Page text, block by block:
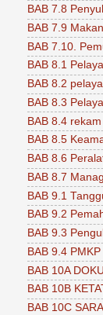
BAB 7.8
BAB 7.9
BAB 7.10.
BAB 8.1
BAB 8.2
BAB 8.3
BAB 8.4
BAB 8.5
BAB 8.6
BAB 8.7
BAB 9.1
BAB 9.2
BAB 9.3
BAB 9.4 PMKP
BAB 10A
BAB 10B
BAB 10C